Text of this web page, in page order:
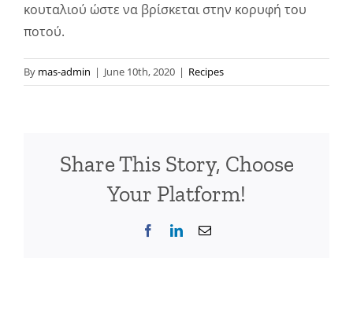
κουταλιού ώστε να βρίσκεται στην κορυφή του
ποτού.
By mas-admin | June 10th, 2020 | Recipes
Share This Story, Choose
Your Platform!
FacebookLinkedInEmail